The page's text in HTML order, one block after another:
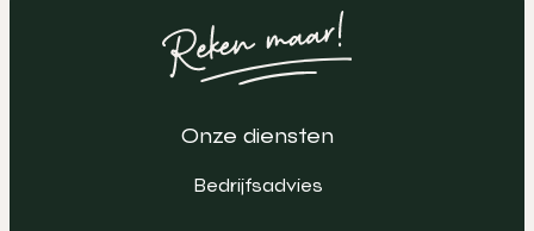
Onze diensten
Bedrijfsadvies